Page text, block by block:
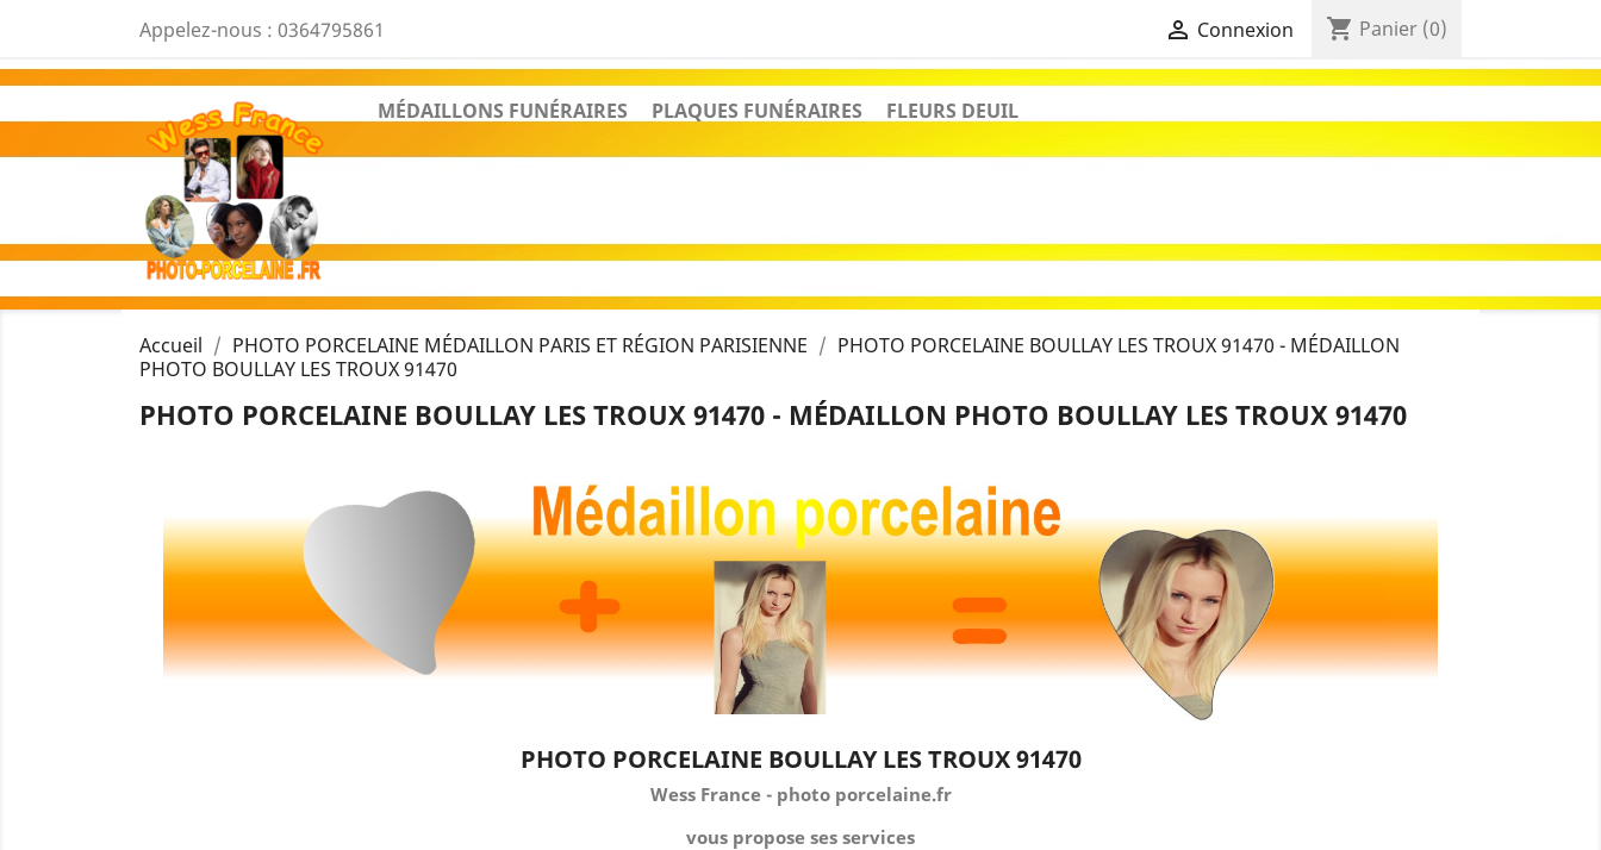
Appelez-nous : 0364795861  Connexion shopping_cart Panier (0)
MÉDAILLONS FUNÉRAIRES PLAQUES FUNÉRAIRES FLEURS DEUIL
Accueil PHOTO PORCELAINE MÉDAILLON PARIS ET RÉGION PARISIENNE
PHOTO PORCELAINE BOULLAY LES TROUX 91470 - MÉDAILLON
PHOTO BOULLAY LES TROUX 91470
PHOTO PORCELAINE BOULLAY LES TROUX 91470 - MÉDAILLON PHOTO BOULLAY LES TROUX 91470
PHOTO PORCELAINE BOULLAY LES TROUX 91470
Wess France - photo porcelaine.fr
vous propose ses services